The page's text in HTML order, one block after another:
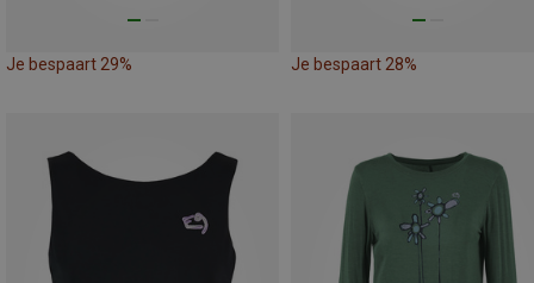
Je bespaart 29% Je bespaart 28%